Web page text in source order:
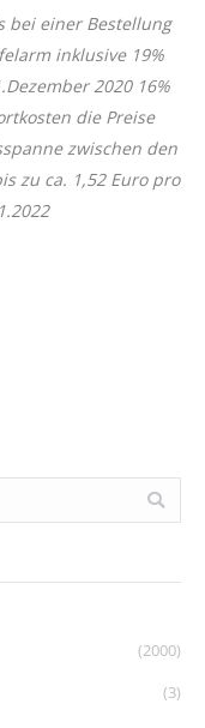
bei einer Bestellung
inklusive 19%
2020 16%
die Preise
zwischen den
zu ca. 1,52 Euro pro
(2000)
(3)